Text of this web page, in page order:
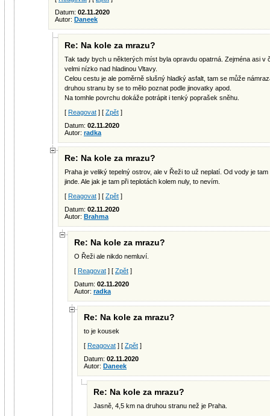
Datum: 02.11.2020
Autor: Daneek
Re: Na kole za mrazu?
Tak tady bych u některých míst byla opravdu opatrná. Zejména asi v
velmi nízko nad hladinou Vltavy.
Celou cestu je ale poměrně slušný hladký asfalt, tam se může
druhou stranu by se to mělo poznat podle jinovatky apod.
Na tomhle povrchu dokáže potrápit i tenký poprašek sněhu.
[ Reagovat ] [ Zpět ]
Datum: 02.11.2020
Autor: radka
Re: Na kole za mrazu?
Praha je veliký tepelný ostrov, ale v Řeži to už neplatí. Od vody je
jinde. Ale jak je tam při teplotách kolem nuly, to nevím.
[ Reagovat ] [ Zpět ]
Datum: 02.11.2020
Autor: Brahma
Re: Na kole za mrazu?
O Řeži ale nikdo nemluví.
[ Reagovat ] [ Zpět ]
Datum: 02.11.2020
Autor: radka
Re: Na kole za mrazu?
to je kousek
[ Reagovat ] [ Zpět ]
Datum: 02.11.2020
Autor: Daneek
Re: Na kole za mrazu?
Jasně, 4,5 km na druhou stranu než je Praha.